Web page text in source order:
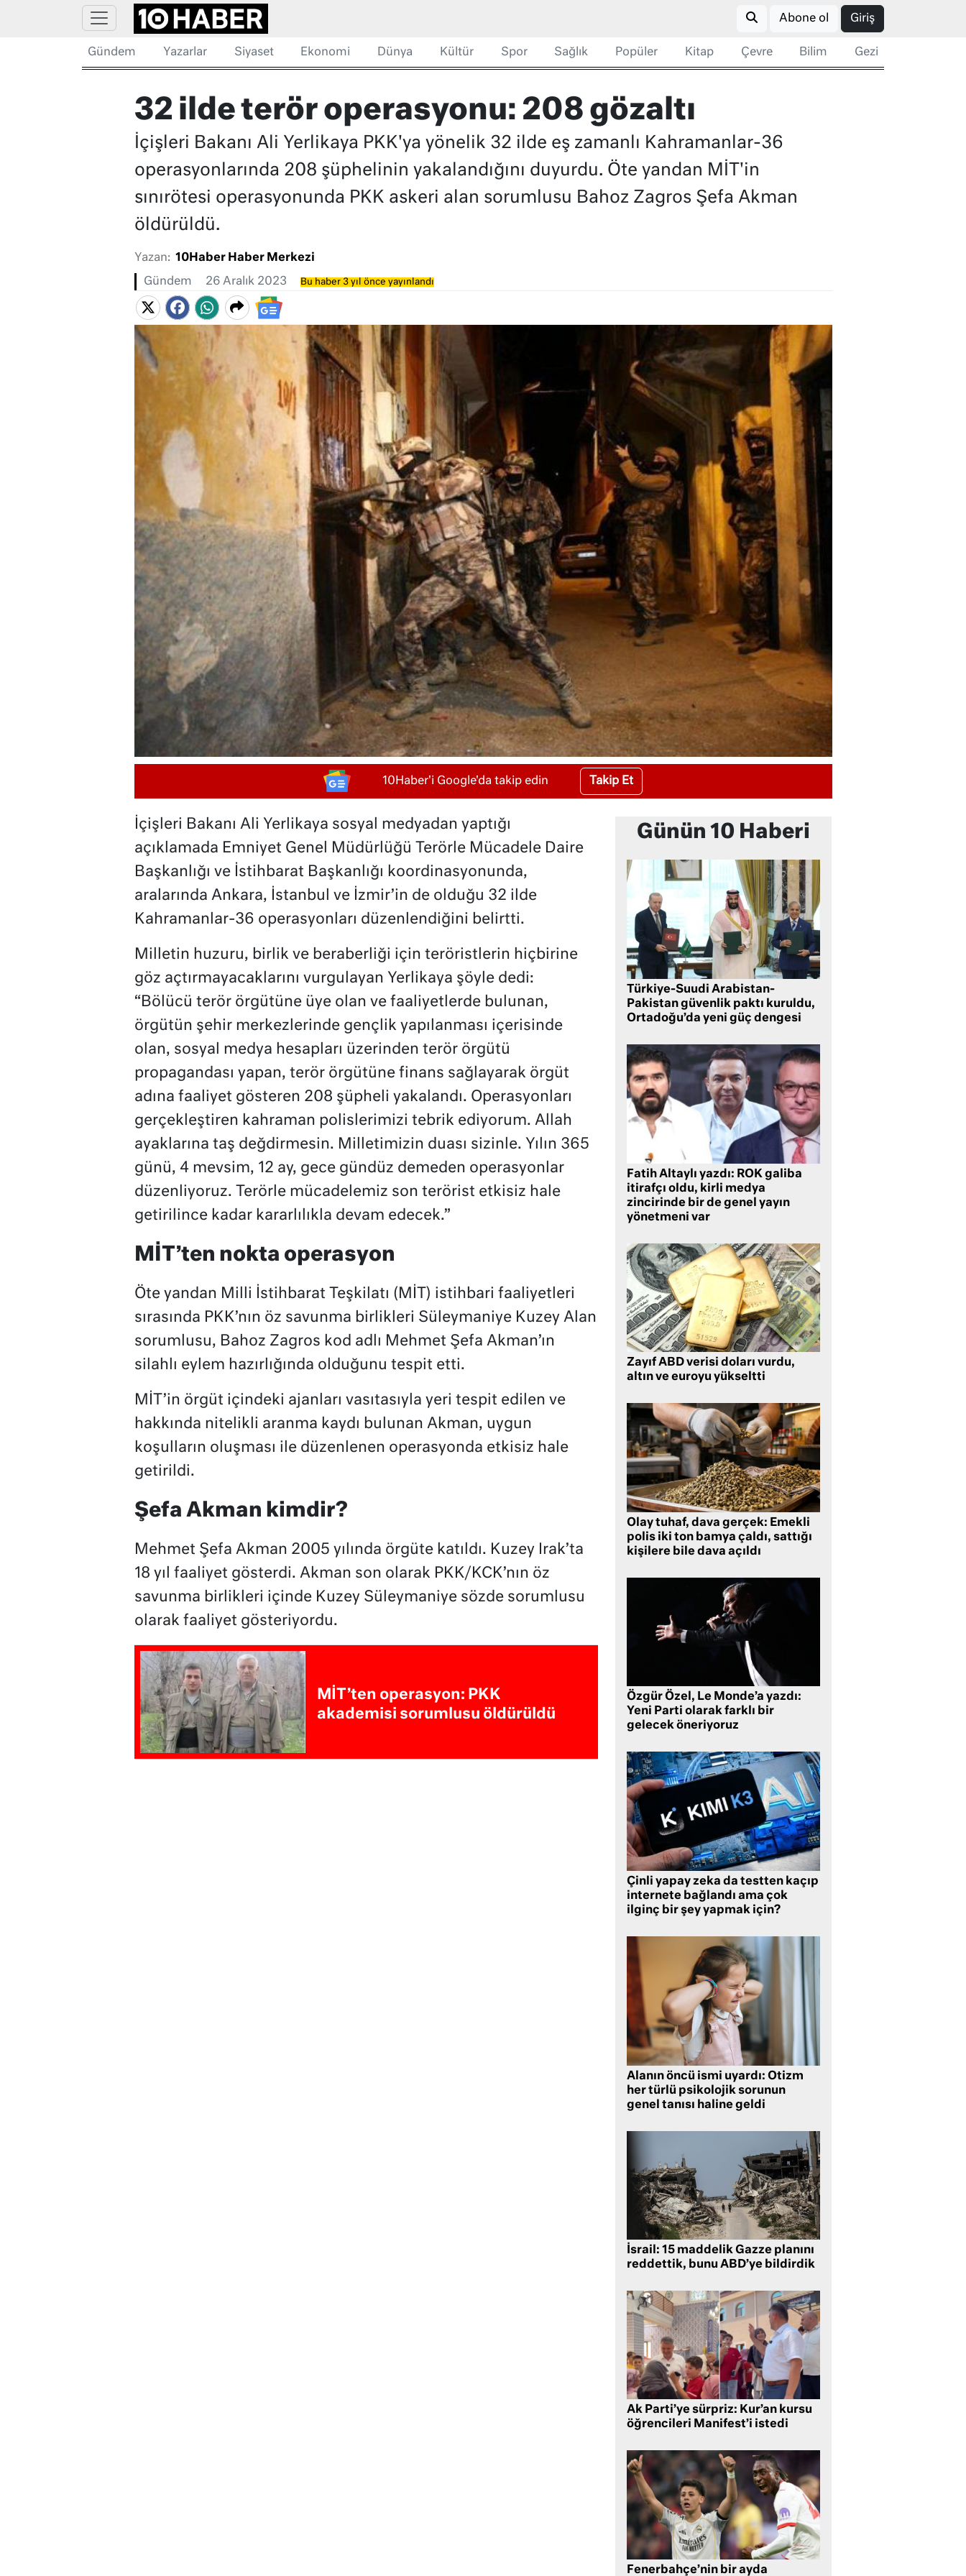
Abone ol Giriş
Gündem Yazarlar Siyaset Ekonomi Dünya Kültür Spor Sağlık Popüler Kitap Çevre Bilim Gezi
32 ilde terör operasyonu: 208 gözaltı
İçişleri Bakanı Ali Yerlikaya PKK'ya yönelik 32 ilde eş zamanlı Kahramanlar-36
operasyonlarında 208 şüphelinin yakalandığını duyurdu. Öte yandan MİT'in
sınırötesi operasyonunda PKK askeri alan sorumlusu Bahoz Zagros Şefa Akman
öldürüldü.
Yazan: 10Haber Haber Merkezi
Gündem 26 Aralık 2023 Bu haber 3 yıl önce yayınlandı
10Haber'i Google'da takip edin Takip Et
İçişleri Bakanı Ali Yerlikaya sosyal medyadan yaptığı
açıklamada Emniyet Genel Müdürlüğü Terörle Mücadele Daire
Başkanlığı ve İstihbarat Başkanlığı koordinasyonunda,
aralarında Ankara, İstanbul ve İzmir’in de olduğu 32 ilde
Kahramanlar-36 operasyonları düzenlendiğini belirtti.
Milletin huzuru, birlik ve beraberliği için teröristlerin hiçbirine
göz açtırmayacaklarını vurgulayan Yerlikaya şöyle dedi:
“Bölücü terör örgütüne üye olan ve faaliyetlerde bulunan,
örgütün şehir merkezlerinde gençlik yapılanması içerisinde
olan, sosyal medya hesapları üzerinden terör örgütü
propagandası yapan, terör örgütüne finans sağlayarak örgüt
adına faaliyet gösteren 208 şüpheli yakalandı. Operasyonları
gerçekleştiren kahraman polislerimizi tebrik ediyorum. Allah
ayaklarına taş değdirmesin. Milletimizin duası sizinle. Yılın 365
günü, 4 mevsim, 12 ay, gece gündüz demeden operasyonlar
düzenliyoruz. Terörle mücadelemiz son terörist etkisiz hale
getirilince kadar kararlılıkla devam edecek.”
MİT’ten nokta operasyon
Öte yandan Milli İstihbarat Teşkilatı (MİT) istihbari faaliyetleri
sırasında PKK’nın öz savunma birlikleri Süleymaniye Kuzey Alan
sorumlusu, Bahoz Zagros kod adlı Mehmet Şefa Akman’ın
silahlı eylem hazırlığında olduğunu tespit etti.
MİT’in örgüt içindeki ajanları vasıtasıyla yeri tespit edilen ve
hakkında nitelikli aranma kaydı bulunan Akman, uygun
koşulların oluşması ile düzenlenen operasyonda etkisiz hale
getirildi.
Şefa Akman kimdir?
Mehmet Şefa Akman 2005 yılında örgüte katıldı. Kuzey Irak’ta
18 yıl faaliyet gösterdi. Akman son olarak PKK/KCK’nın öz
savunma birlikleri içinde Kuzey Süleymaniye sözde sorumlusu
olarak faaliyet gösteriyordu.
MİT’ten operasyon: PKK
akademisi sorumlusu öldürüldü
Günün 10 Haberi
Türkiye-Suudi Arabistan-
Pakistan güvenlik paktı kuruldu,
Ortadoğu’da yeni güç dengesi
Fatih Altaylı yazdı: ROK galiba
itirafçı oldu, kirli medya
zincirinde bir de genel yayın
yönetmeni var
Zayıf ABD verisi doları vurdu,
altın ve euroyu yükseltti
Olay tuhaf, dava gerçek: Emekli
polis iki ton bamya çaldı, sattığı
kişilere bile dava açıldı
Özgür Özel, Le Monde’a yazdı:
Yeni Parti olarak farklı bir
gelecek öneriyoruz
Çinli yapay zeka da testten kaçıp
internete bağlandı ama çok
ilginç bir şey yapmak için?
Alanın öncü ismi uyardı: Otizm
her türlü psikolojik sorunun
genel tanısı haline geldi
İsrail: 15 maddelik Gazze planını
reddettik, bunu ABD’ye bildirdik
Ak Parti’ye sürpriz: Kur’an kursu
öğrencileri Manifest’i istedi
Fenerbahçe’nin bir ayda